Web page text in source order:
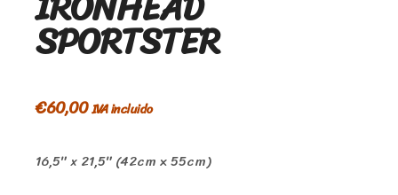
SPORTSTER
€60,00IVA incluido
16,5″ x 21,5″ (42cm x 55cm)